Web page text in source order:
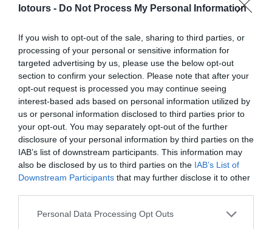
Iotours - Do Not Process My Personal Information
If you wish to opt-out of the sale, sharing to third parties, or
processing of your personal or sensitive information for
targeted advertising by us, please use the below opt-out
section to confirm your selection. Please note that after your
opt-out request is processed you may continue seeing
interest-based ads based on personal information utilized by
us or personal information disclosed to third parties prior to
your opt-out. You may separately opt-out of the further
disclosure of your personal information by third parties on the
IAB’s list of downstream participants. This information may
also be disclosed by us to third parties on the IAB’s List of
Downstream Participants that may further disclose it to other
Please note that this website/app uses one or more Google
Personal Data Processing Opt Outs
τρόπο πλοήγησης των επισκεπτών στα διάφορα σημεία του
οποίο λειτουργεί ο ιστότοπός μας. Είναι ανώνυμες πληροφορίες και
δεν περιέχουν προσωπικά δεδομένα.
Οι πληροφορίες που συλλέγονται από τα cookies της GoogleAnalytics
σχετικά με τον ιστοτόπό μας μεταφέρονται και αποθηκεύονται στους
διακομιστές της Google σύμφωνα με την πολιτική απορρήτου της
Google.
Για περισσότερες πληροφορίες αναφορικά με την υπηρεσία
GoogleAnalytics, παρακαλούμε κάντε κλικ
https://support.google.com/analytics/answer/6004245
Μπορείτε να απενεργοποιήσετε την παρακολούθηση από την
υπηρεσία GoogleAnalytics κάνοντας κλικ στο https://tools.go
Αν απενεργοποιήσετε αυτά τα cookies η χρήση του ιστοτόπου από